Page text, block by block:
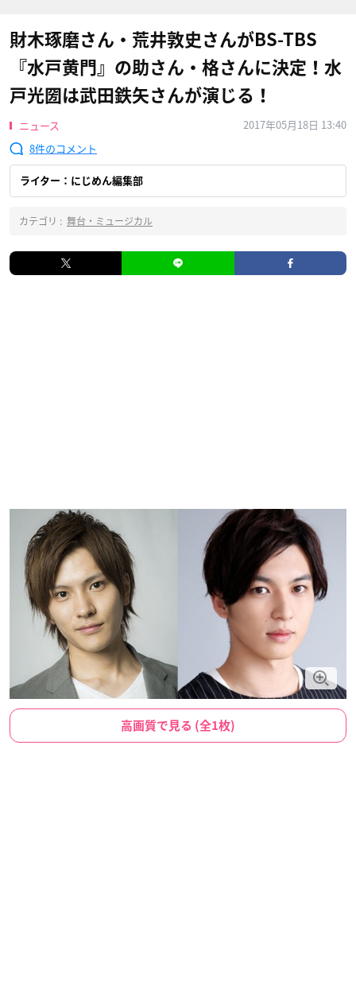
財木琢磨さん・荒井敦史さんがBS-TBS
『水戸黄門』の助さん・格さんに決定！水
戸光圀は武田鉄矢さんが演じる！
ニュース
2017年05月18日 13:40
8
ライター：にじめん編集部
カテゴリ : 舞台・ミュージカル
高画質で見る (全1枚)